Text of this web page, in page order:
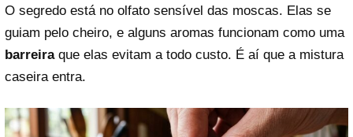
O segredo está no olfato sensível das moscas. Elas se
guiam pelo cheiro, e alguns aromas funcionam como uma
barreiraque elas evitam a todo custo. É aí que a mistura
caseira entra.